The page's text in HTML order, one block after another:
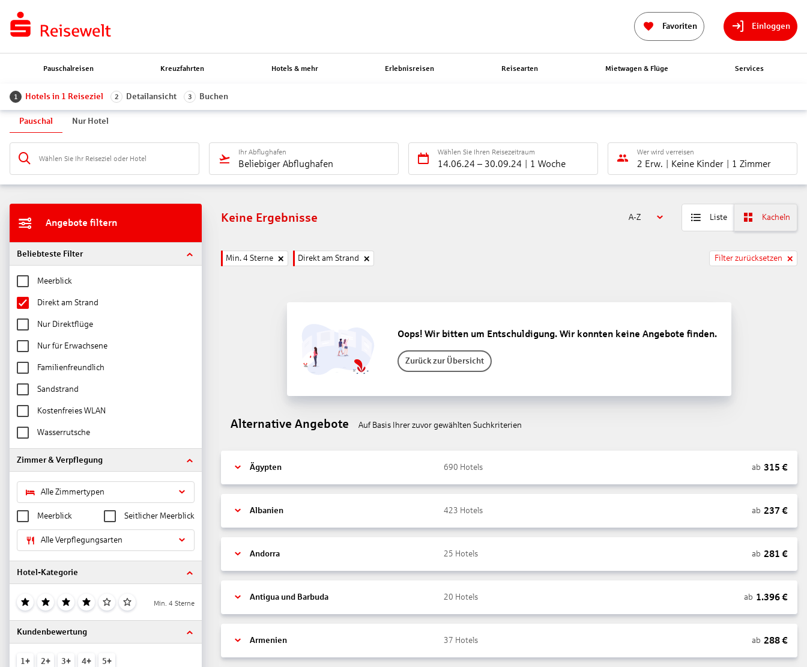
Favoriten Einloggen
Pauschalreisen Kreuzfahrten Hotels & mehr Erlebnisreisen Reisearten Mietwagen & Flüge Services
1 Hotels in 1 Reiseziel 2 Detailansicht 3 Buchen
Pauschal Nur Hotel
Wählen Sie Ihr Reiseziel oder Hotel
Ihr Abflughafen
Beliebiger Abflughafen
Wählen Sie Ihren Reisezeitraum
14.06.24 – 30.09.24 1 Woche
Wer wird verreisen
2 Erw. Keine Kinder 1 Zimmer
Angebote filtern
Beliebteste Filter
Meerblick
Direkt am Strand
Nur Direktflüge
Nur für Erwachsene
Familienfreundlich
Sandstrand
Kostenfreies WLAN
Wasserrutsche
Zimmer & Verpflegung
Alle Zimmertypen
Meerblick Seitlicher Meerblick
Alle Verpflegungsarten
Hotel-Kategorie
Min. 4 Sterne
Kundenbewertung
1+ 2+ 3+ 4+ 5+
Keine Ergebnisse A-Z Liste Kacheln
Min. 4 Sterne Direkt am Strand Filter zurücksetzen
Oops! Wir bitten um Entschuldigung. Wir konnten keine Angebote finden.
Zurück zur Übersicht
Alternative Angebote Auf Basis Ihrer zuvor gewählten Suchkriterien
Ägypten 690 Hotels ab 315 €
Albanien 423 Hotels ab 237 €
Andorra 25 Hotels ab 281 €
Antigua und Barbuda 20 Hotels ab 1.396€
Armenien 37 Hotels ab 288€